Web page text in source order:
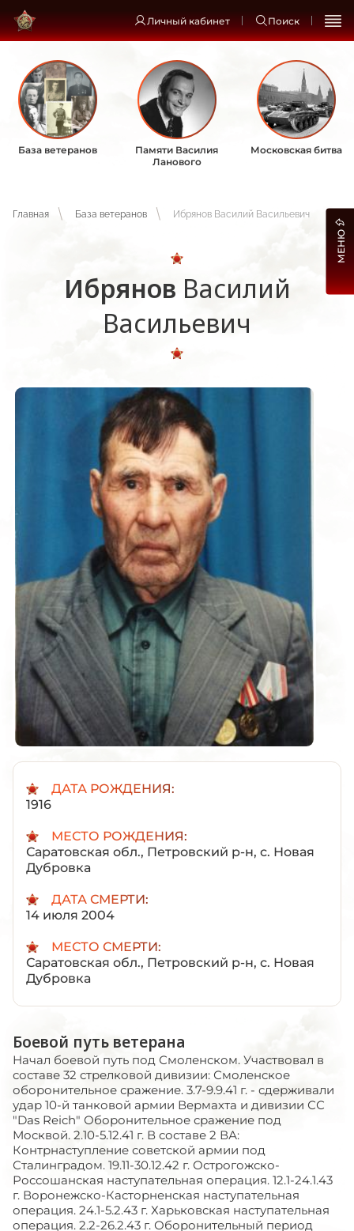
Личный кабинет Поиск
База ветеранов
Памяти Василия
Ланового
Московская битва
Главная База ветеранов Ибрянов Василий Васильевич
Ибрянов Василий
Васильевич
ДАТА РОЖДЕНИЯ:
1916
МЕСТО РОЖДЕНИЯ:
Саратовская обл., Петровский р-н, с. Новая
Дубровка
ДАТА СМЕРТИ:
14 июля 2004
МЕСТО СМЕРТИ:
Саратовская обл., Петровский р-н, с. Новая
Дубровка
Боевой путь ветерана
Начал боевой путь под Смоленском. Участвовал в
составе 32 стрелковой дивизии: Смоленское
оборонительное сражение. 3.7-9.9.41 г. - сдерживали
удар 10-й танковой армии Вермахта и дивизии СС
"Das Reich" Оборонительное сражение под
Москвой. 2.10-5.12.41 г. В составе 2 ВА:
Контрнаступление советской армии под
Сталинградом. 19.11-30.12.42 г. Острогожско-
Россошанская наступательная операция. 12.1-24.1.43
г. Воронежско-Касторненская наступательная
операция. 24.1-5.2.43 г. Харьковская наступательная
операция. 2.2-26.2.43 г. Оборонительный период
МЕНЮ